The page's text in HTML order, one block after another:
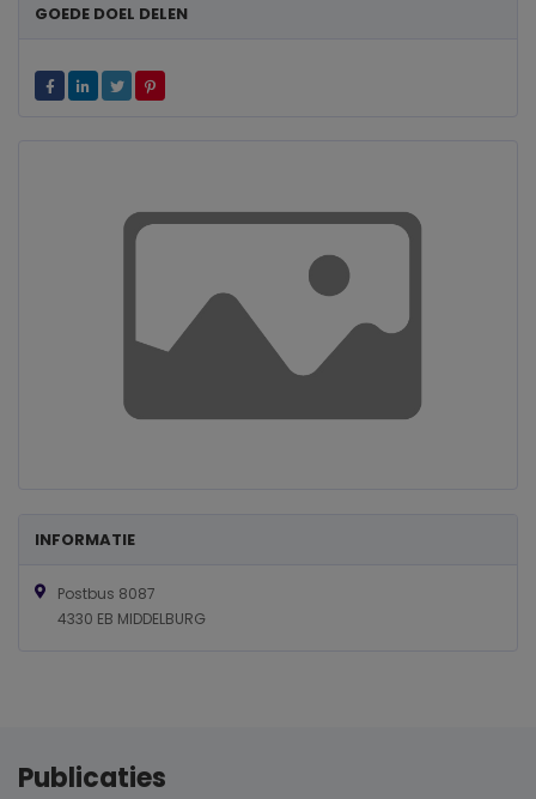
GOEDE DOEL DELEN
INFORMATIE
Postbus 8087
4330 EB MIDDELBURG
Publicaties